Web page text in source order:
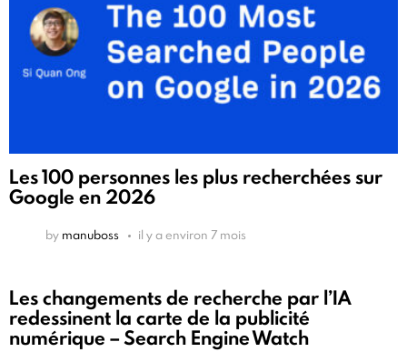
Les 100 personnes les plus recherchées sur
Google en 2026
by manuboss il y a environ 7 mois
Les changements de recherche par l’IA
redessinent la carte de la publicité
numérique – Search Engine Watch